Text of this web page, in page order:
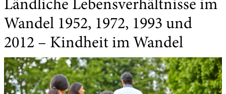
Ländliche Lebensverhältnisse im
Wandel 1952, 1972, 1993 und
2012 – Kindheit im Wandel